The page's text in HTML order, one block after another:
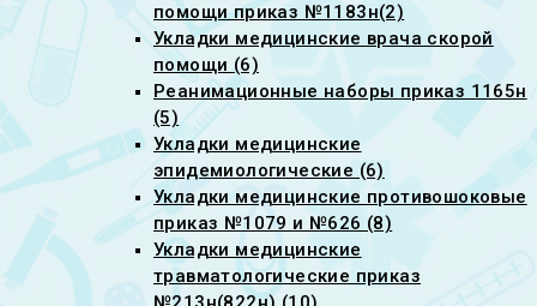
помощи приказ №1183н(2)
Укладки медицинские врача скорой
помощи (6)
Реанимационные наборы приказ 1165н
(5)
Укладки медицинские
эпидемиологические (6)
Укладки медицинские противошоковые
приказ №1079 и №626 (8)
Укладки медицинские
травматологические приказ